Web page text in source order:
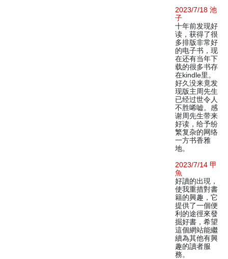
2023/7/18 池
子
十年前发现好
读，获得了很
多排版非常好
的电子书，现
在还有当年下
载的很多书存
在kindle里。
好久没来竟发
现版主周先生
已经过世令人
不胜唏嘘。感
谢周先生带来
好读，给予纷
繁复杂的网络
一方书香雅
地。
2023/7/14 甲
魚
好讀的出現，
使我重措對書
籍的興趣，它
提供了一個便
利的途徑來發
掘好書，希望
這個網站能繼
續為其他有興
趣的讀者服
務。